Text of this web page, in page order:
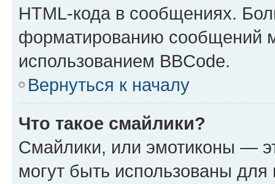
HTML-кода в сообщениях.
форматированию сообщений
использованием BBCode.
Вернуться к началу
Что такое смайлики?
Смайлики, или эмотиконы —
могут быть использованы